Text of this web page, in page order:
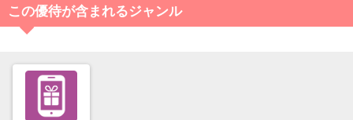
この優待が含まれるジャンル